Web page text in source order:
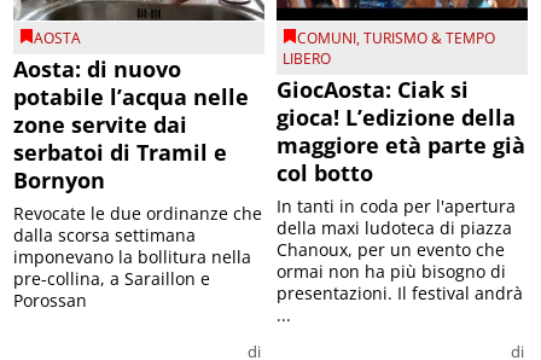
AOSTA
Aosta: di nuovo
potabile l’acqua nelle
zone servite dai
serbatoi di Tramil e
Bornyon
Redazione Aostanews.it
Revocate le due ordinanze che
dalla scorsa settimana
imponevano la bollitura nella
pre-collina, a Saraillon e
Porossan
COMUNI,TURISMO & TEMPO
LIBERO
GiocAosta: Ciak si
gioca! L’edizione della
maggiore età parte già
col botto
Alessandro Bianchet
In tanti in coda per l'apertura
della maxi ludoteca di piazza
Chanoux, per un evento che
ormai non ha più bisogno di
presentazioni. Il festival andrà
...